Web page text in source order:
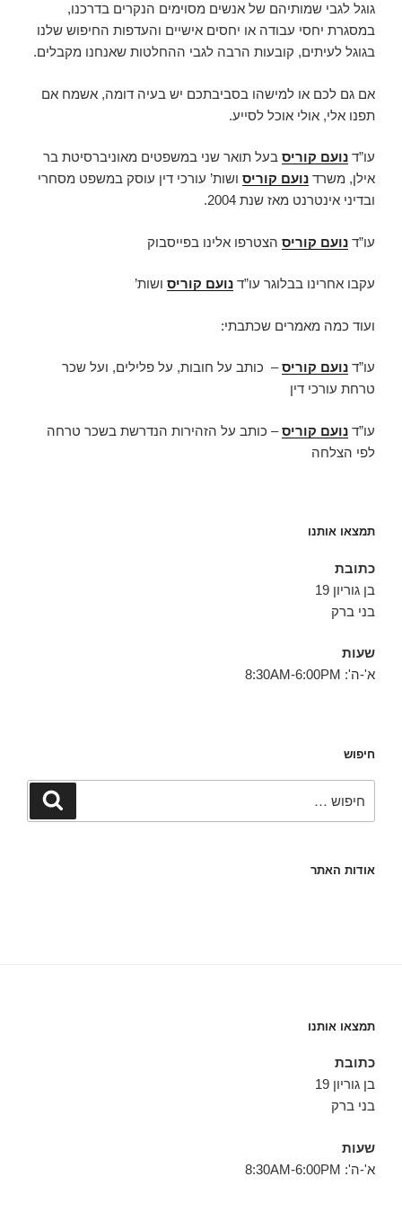
גוגל לגבי שמותיהם של אנשים מסוימים הנקרים בדרכנו,
במסגרת יחסי עבודה או יחסים אישיים והעדפות החיפוש שלנו
בגוגל לעיתים, קובעות הרבה לגבי ההחלטות שאנחנו מקבלים.
אם גם לכם או למישהו בסביבתכם יש בעיה דומה, אשמח אם
תפנו אלי, אולי אוכל לסייע.
עו”ד נועם קוריס בעל תואר שני במשפטים מאוניברסיטת בר
אילן, משרד נועם קוריס ושות’ עורכי דין עוסק במשפט מסחרי
ובדיני אינטרנט מאז שנת 2004.
עו”ד נועם קוריס הצטרפו אלינו בפייסבוק
עקבו אחרינו בבלוגר עו”ד נועם קוריס ושות’
ועוד כמה מאמרים שכתבתי:
עו”ד נועם קוריס– כותב על חובות, על פלילים, ועל שכר
טרחת עורכי דין
עו”ד נועם קוריס– כותב על הזהירות הנדרשת בשכר טרחה
לפי הצלחה
תמצאו אותנו
כתובת
בן גוריון 19
בני ברק
שעות
א'-ה': 8:30AM-6:00PM
חיפוש
חיפוש
אודות האתר
תמצאו אותנו
כתובת
בן גוריון 19
בני ברק
שעות
א'-ה': 8:30AM-6:00PM